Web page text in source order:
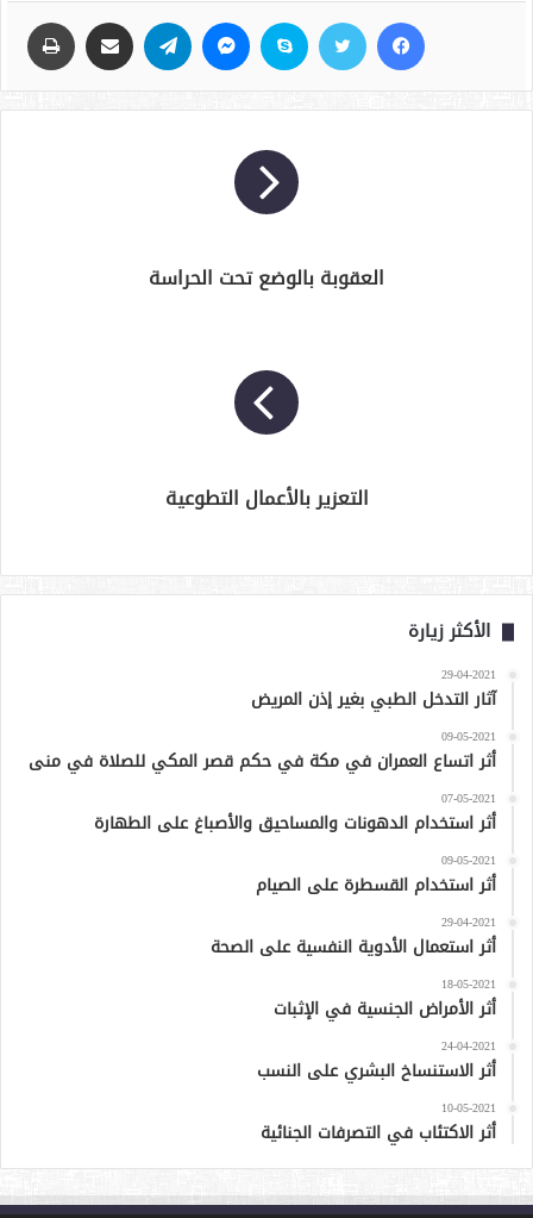
العقوبة بالوضع تحت الحراسة
التعزير بالأعمال التطوعية
الأكثر زيارة
29-04-2021
آثار التدخل الطبي بغير إذن المريض
09-05-2021
أثر اتساع العمران في مكة في حكم قصر المكي للصلاة في منى
07-05-2021
أثر استخدام الدهونات والمساحيق والأصباغ على الطهارة
09-05-2021
أثر استخدام القسطرة على الصيام
29-04-2021
أثر استعمال الأدوية النفسية على الصحة
18-05-2021
أثر الأمراض الجنسية في الإثبات
24-04-2021
أثر الاستنساخ البشري على النسب
10-05-2021
أثر الاكتئاب في التصرفات الجنائية